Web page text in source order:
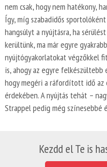
nem csak, hogy nem hatékony,
Így, míg szabadidős
hangsúlyt a nyújtásra, ha
kerültünk, ma már egyre
nyújtógyakorlatokat végzőkkel
is, ahogy az egyre
hogy megéri a ráfordított idő az
érdekében. A nyújtás tehát –
Strappel pedig még színesebbé
Kezdd el Te is